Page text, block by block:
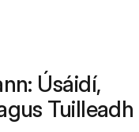
Úsáidí,
Tuilleadh